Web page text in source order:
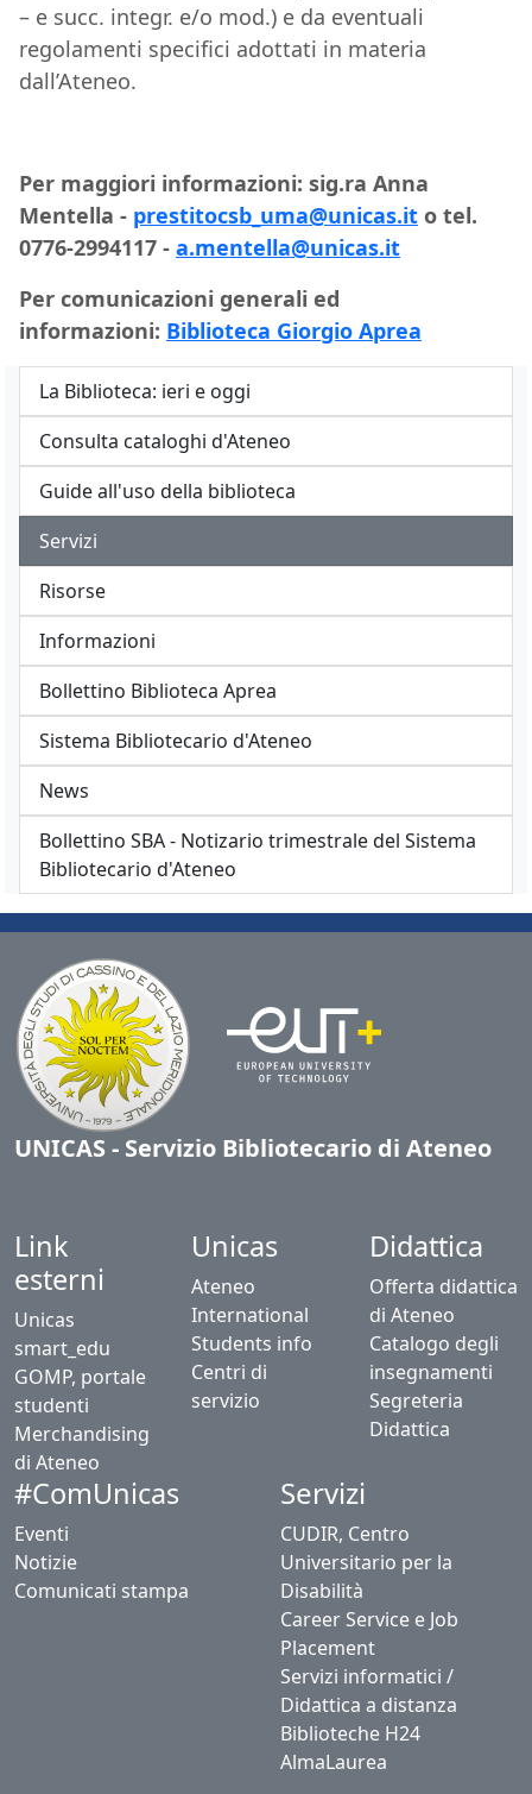
– e succ. integr. e/o mod.) e da eventuali
regolamenti specifici adottati in materia
dall’Ateneo.
Per maggiori informazioni: sig.ra Anna
Mentella - prestitocsb_uma@unicas.it o tel.
0776-2994117 - a.mentella@unicas.it
Per comunicazioni generali ed
informazioni: Biblioteca Giorgio Aprea
La Biblioteca: ieri e oggi
Consulta cataloghi d'Ateneo
Guide all'uso della biblioteca
Servizi
Risorse
Informazioni
Bollettino Biblioteca Aprea
Sistema Bibliotecario d'Ateneo
News
Bollettino SBA - Notizario trimestrale del Sistema
Bibliotecario d'Ateneo
UNICAS - Servizio Bibliotecario di Ateneo
Link
esterni
Unicas
smart_edu
GOMP, portale
studenti
Merchandising
di Ateneo
Unicas
Ateneo
International
Students info
Centri di
servizio
Didattica
Offerta didattica
di Ateneo
Catalogo degli
insegnamenti
Segreteria
Didattica
#ComUnicas
Eventi
Notizie
Comunicati stampa
Servizi
CUDIR, Centro
Universitario per la
Disabilità
Career Service e Job
Placement
Servizi informatici /
Didattica a distanza
Biblioteche H24
AlmaLaurea